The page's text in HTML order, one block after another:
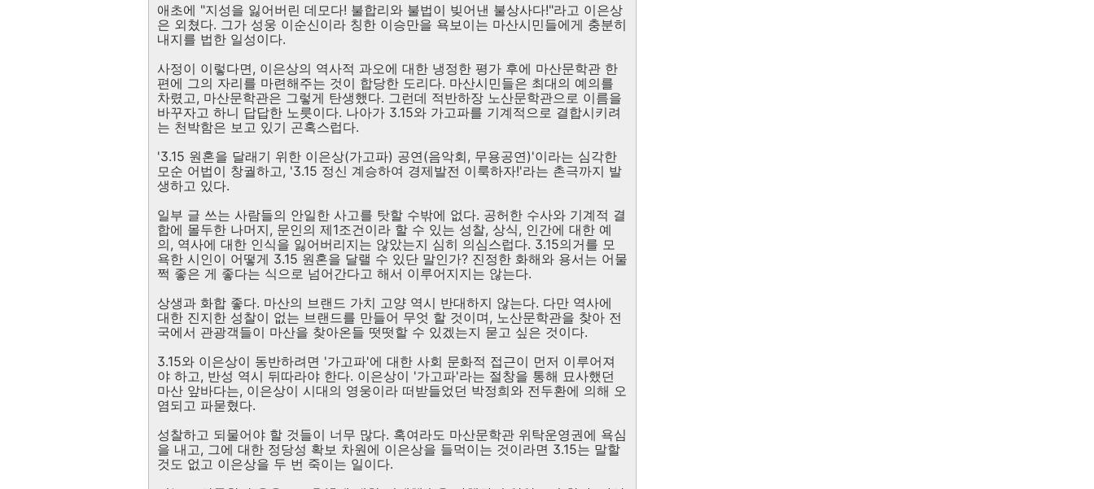
애초에 "지성을 잃어버린 데모다! 불합리와 불법이 빚어낸 불상사다!"라고 이은상
은 외쳤다. 그가 성웅 이순신이라 칭한 이승만을 욕보이는 마산시민들에게 충분히
내지를 법한 일성이다.
사정이 이렇다면, 이은상의 역사적 과오에 대한 냉정한 평가 후에 마산문학관 한
편에 그의 자리를 마련해주는 것이 합당한 도리다. 마산시민들은 최대의 예의를
차렸고, 마산문학관은 그렇게 탄생했다. 그런데 적반하장 노산문학관으로 이름을
바꾸자고 하니 답답한 노릇이다. 나아가 3.15와 가고파를 기계적으로 결합시키려
는 천박함은 보고 있기 곤혹스럽다.
'3.15 원혼을 달래기 위한 이은상(가고파) 공연(음악회, 무용공연)'이라는 심각한
모순 어법이 창궐하고, '3.15 정신 계승하여 경제발전 이룩하자!'라는 촌극까지 발
생하고 있다.
일부 글 쓰는 사람들의 안일한 사고를 탓할 수밖에 없다. 공허한 수사와 기계적 결
합에 몰두한 나머지, 문인의 제1조건이라 할 수 있는 성찰, 상식, 인간에 대한 예
의, 역사에 대한 인식을 잃어버리지는 않았는지 심히 의심스럽다. 3.15의거를 모
욕한 시인이 어떻게 3.15 원혼을 달랠 수 있단 말인가? 진정한 화해와 용서는 어물
쩍 좋은 게 좋다는 식으로 넘어간다고 해서 이루어지지는 않는다.
상생과 화합 좋다. 마산의 브랜드 가치 고양 역시 반대하지 않는다. 다만 역사에
대한 진지한 성찰이 없는 브랜드를 만들어 무엇 할 것이며, 노산문학관을 찾아 전
국에서 관광객들이 마산을 찾아온들 떳떳할 수 있겠는지 묻고 싶은 것이다.
3.15와 이은상이 동반하려면 '가고파'에 대한 사회 문화적 접근이 먼저 이루어져
야 하고, 반성 역시 뒤따라야 한다. 이은상이 '가고파'라는 절창을 통해 묘사했던
마산 앞바다는, 이은상이 시대의 영웅이라 떠받들었던 박정희와 전두환에 의해 오
염되고 파묻혔다.
성찰하고 되물어야 할 것들이 너무 많다. 혹여라도 마산문학관 위탁운영권에 욕심
을 내고, 그에 대한 정당성 확보 차원에 이은상을 들먹이는 것이라면 3.15는 말할
것도 없고 이은상을 두 번 죽이는 일이다.